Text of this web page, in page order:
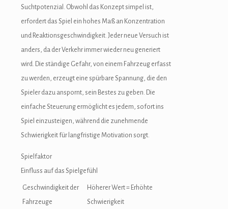
giriş
escort
giriş
çekici
Suchtpotenzial. Obwohl das Konzept simpel ist,
erfordert das Spiel ein hohes Maß an Konzentration
und Reaktionsgeschwindigkeit. Jeder neue Versuch ist
anders, da der Verkehr immer wieder neu generiert
wird. Die ständige Gefahr, von einem Fahrzeug erfasst
zu werden, erzeugt eine spürbare Spannung, die den
Spieler dazu anspornt, sein Bestes zu geben. Die
einfache Steuerung ermöglicht es jedem, sofort ins
Spiel einzusteigen, während die zunehmende
Schwierigkeit für langfristige Motivation sorgt.
Spielfaktor
Einfluss auf das Spielgefühl
Geschwindigkeit der
Fahrzeuge
Höherer Wert = Erhöhte
Schwierigkeit